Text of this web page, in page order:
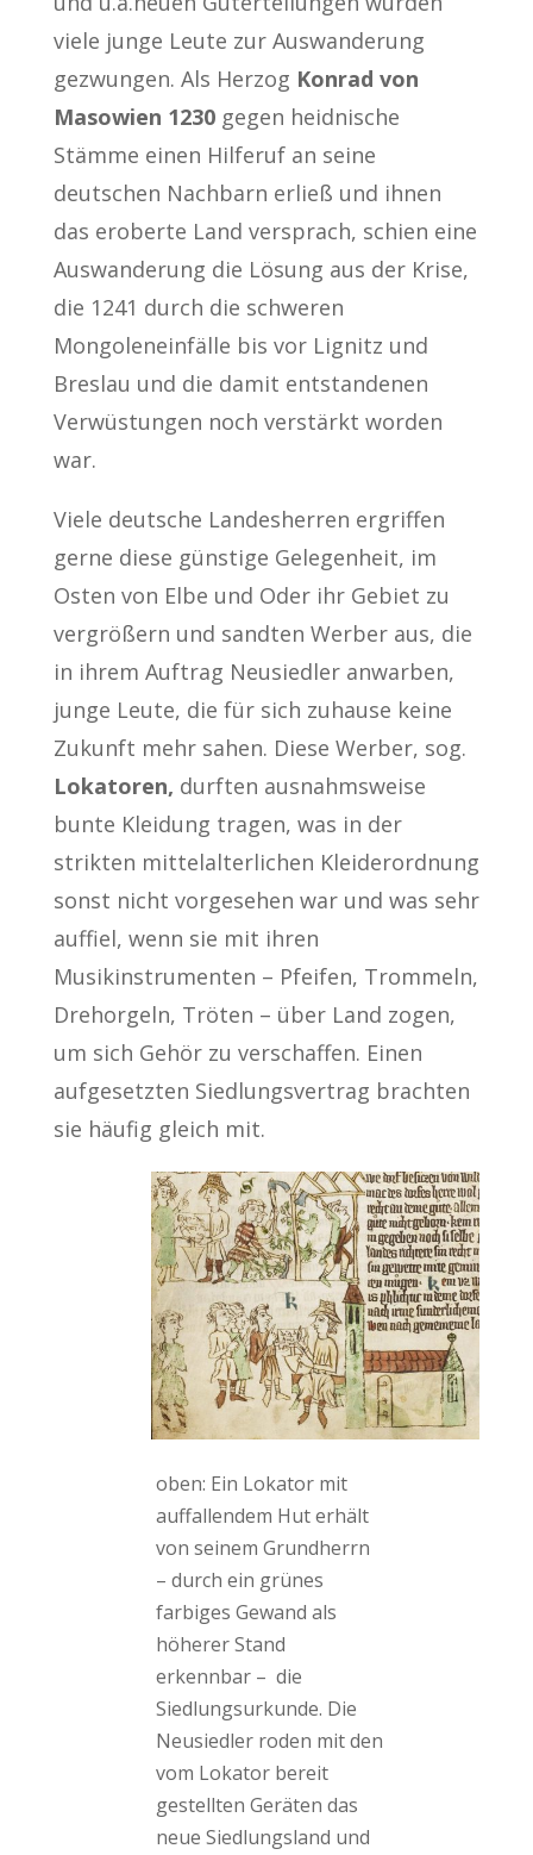
viele junge Leute zur Auswanderung
gezwungen. Als Herzog Konrad von
Masowien 1230gegen heidnische
Stämme einen Hilferuf an seine
deutschen Nachbarn erließ und ihnen
das eroberte Land versprach, schien eine
Auswanderung die Lösung aus der Krise,
die 1241 durch die schweren
Mongoleneinfälle bis vor Lignitz und
Breslau und die damit entstandenen
Verwüstungen noch verstärkt worden
war.
Viele deutsche Landesherren ergriffen
gerne diese günstige Gelegenheit, im
Osten von Elbe und Oder ihr Gebiet zu
vergrößern und sandten Werber aus, die
in ihrem Auftrag Neusiedler anwarben,
junge Leute, die für sich zuhause keine
Zukunft mehr sahen. Diese Werber, sog.
Lokatoren, durften ausnahmsweise
bunte Kleidung tragen, was in der
strikten mittelalterlichen Kleiderordnung
sonst nicht vorgesehen war und was sehr
auffiel, wenn sie mit ihren
Musikinstrumenten – Pfeifen, Trommeln,
Drehorgeln, Tröten – über Land zogen,
um sich Gehör zu verschaffen. Einen
aufgesetzten Siedlungsvertrag brachten
sie häufig gleich mit.
oben: Ein Lokator mit
auffallendem Hut erhält
von seinem Grundherrn
– durch ein grünes
farbiges Gewand als
höherer Stand
erkennbar – die
Siedlungsurkunde. Die
Neusiedler roden mit den
vom Lokator bereit
gestellten Geräten das
neue Siedlungsland und